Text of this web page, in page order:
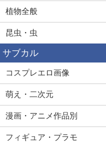
植物全般
昆虫・虫
サブカル
コスプレエロ画像
萌え・二次元
漫画・アニメ作品別
フィギュア・プラモ